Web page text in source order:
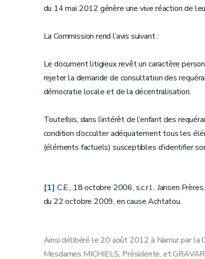
du 14 mai 2012 génère une vive réaction de
La Commission rend l’avis suivant :
Le document litigieux revêt un caractère
rejeter la demande de consultation des
démocratie locale et de la décentralisation.
Toutefois, dans l’intérêt de l’enfant des
condition d’occulter adéquatement tous les
(éléments factuels) susceptibles d’identifier
[1] C.E., 18 octobre 2006, s.c.r.l . Jansen
du 22 octobre 2009, en cause Achtatou.
Ainsi délibéré le 20 août 2012 à Namur par la
Mesdames MICHIELS, Présidente, et